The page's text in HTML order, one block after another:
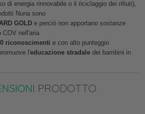
di energia rinnovabile o il riciclaggio dei rifiuti),
Nuna sono
GOLDe perciò non apportano sostanze
COV nell'aria
riconoscimenti e con alto punteggio
l'educazione stradaledei bambini in
PRODOTTO